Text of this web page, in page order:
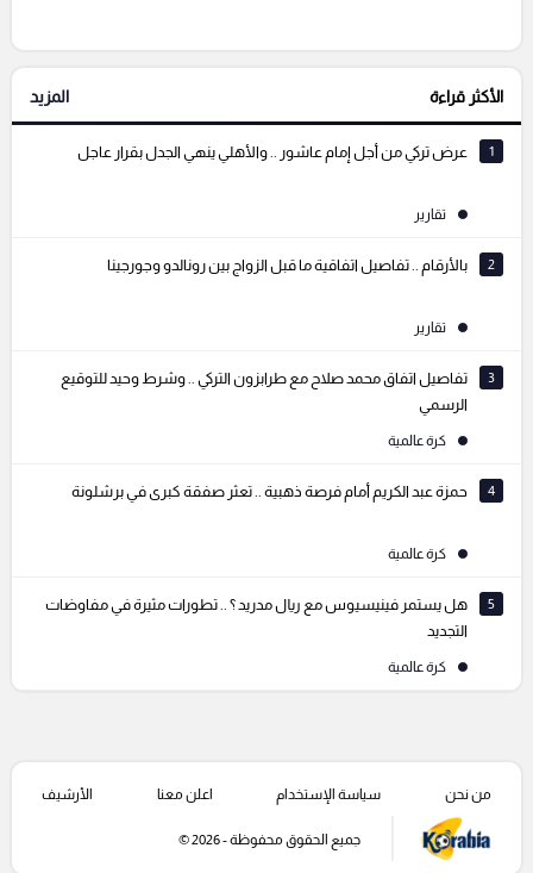
التعليقات السابقة
الأكثر قراءة المزيد
1 عرض تركي من أجل إمام عاشور .. والأهلي ينهي الجدل بقرار عاجل
تقارير
2 بالأرقام .. تفاصيل اتفاقية ما قبل الزواج بين رونالدو وجورجينا
تقارير
3
تفاصيل اتفاق محمد صلاح مع طرابزون التركي .. وشرط وحيد للتوقيع
الرسمي
كرة عالمية
4 حمزة عبد الكريم أمام فرصة ذهبية .. تعثر صفقة كبرى في برشلونة
كرة عالمية
5
هل يستمر فينيسيوس مع ريال مدريد ؟ .. تطورات مثيرة في مفاوضات
التجديد
كرة عالمية
من نحن سياسة الإستخدام اعلن معنا الأرشيف
جميع الحقوق محفوظة - 2026 ©